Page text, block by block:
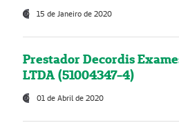
15 de Janeiro de 2020
Prestador Decordis
LTDA (51004347-4)
01 de Abril de 2020